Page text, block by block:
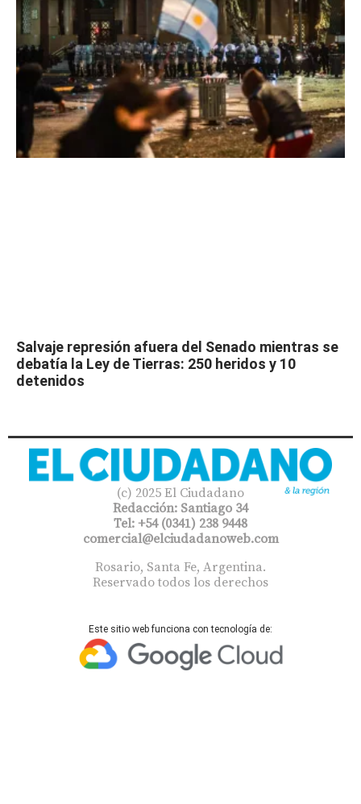
Salvaje represión afuera del Senado mientras se
debatía la Ley de Tierras: 250 heridos y 10
detenidos
(c) 2025 El Ciudadano
Redacción: Santiago 34
Tel: +54 (0341) 238 9448
comercial@elciudadanoweb.com​
Rosario, Santa Fe, Argentina.
Reservado todos los derechos
Este sitio web funciona con tecnología de: